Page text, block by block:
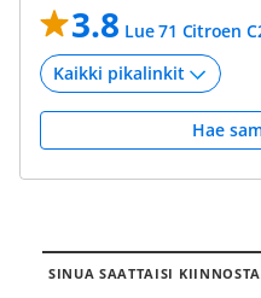
3.8 Lue 71 Citroen
Hae
SINUA SAATTAISI